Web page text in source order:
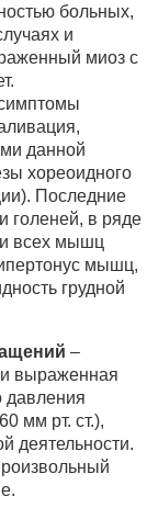
больных,
и
миоз с
данной
хореоидного
Последние
голеней, в ряде
всех мышц
мышц,
грудной
–
выраженная
давления
мм рт. ст.),
деятельности.